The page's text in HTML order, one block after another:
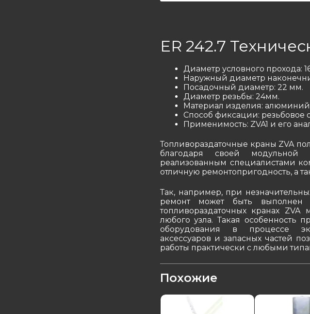
ER 242.7
Диаметр условного прохода:
Наружный диаметр
Посадочный диаметр: 22 мм.
Диаметр резьбы: 24мм.
Материал изделия: алюминий
Способ фиксации: резьбовое
Применимость: ZVA1 и его
Топливораздаточные краны ZVA
благодаря своей модульной
реализованным специалистами
отличную ремонтопригодность, а
Так, например, при
ремонт может быть
топливораздаточных кранах
любого узла. Такая особенность
оборудования в процессе
аксессуаров и запасных частей
работы практически с любыми
Похожие